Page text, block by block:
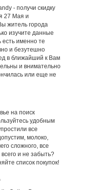
- получи скидку
27 Мая и
житель города
изучите данные
именно те
и безутешно
в ближайший к Вам
и внимательно
или еще не
на поиск
удобным
все
молоко,
сложного, все
и не забыть?
список покупок!